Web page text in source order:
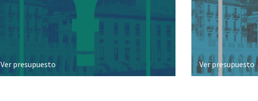
Ver presupuesto Ver presupuesto